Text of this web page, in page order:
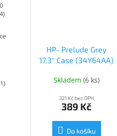
HP- Prelude Grey
17.3" Case (34Y64AA)
Skladem (6 ks)
321 Kč bez DPH
389 Kč
Do košíku